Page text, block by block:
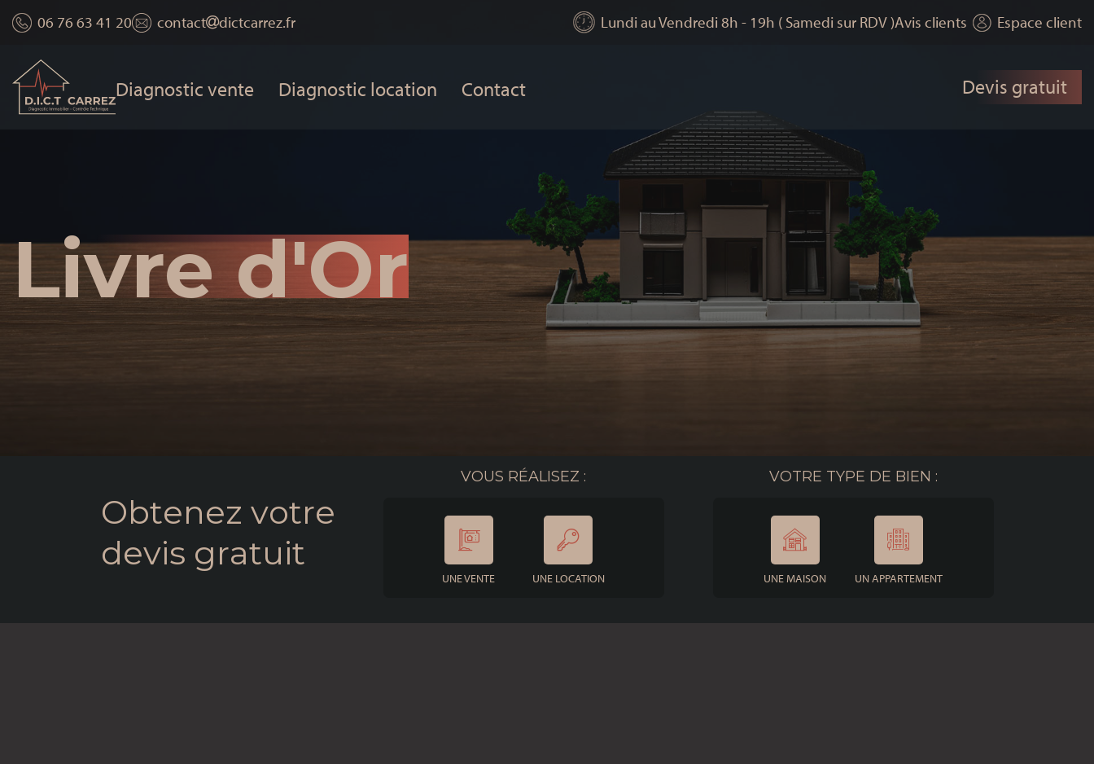
06 76 63 41 20 contact dictcarrez.fr Lundi au Vendredi 8h - 19h ( Samedi sur RDV )Avis clients Espace client
Diagnostic vente Diagnostic location Contact Devis gratuit
Livre d'Or
Obtenez votre
devis gratuit
VOUS RÉALISEZ :
UNE VENTE UNE LOCATION
VOTRE TYPE DE BIEN :
UNE MAISON UN APPARTEMENT